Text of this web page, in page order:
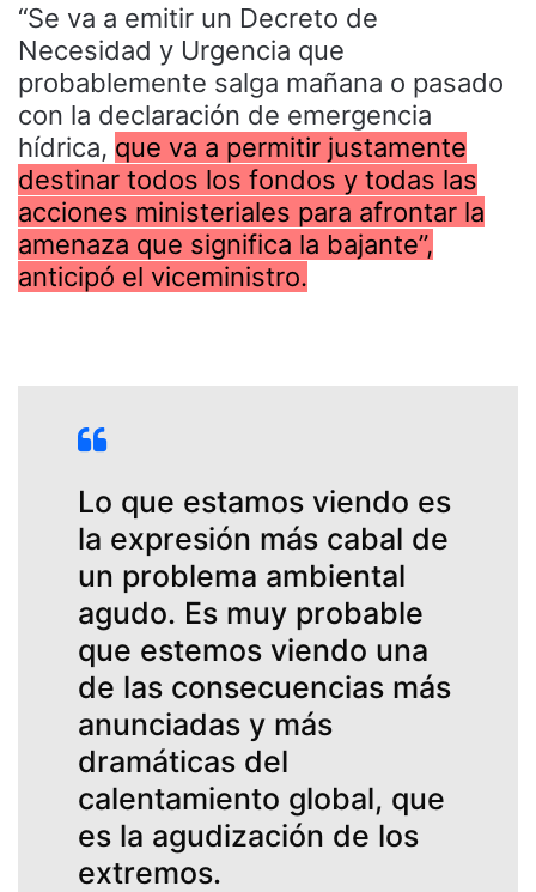
“Se va a emitir un Decreto de
Necesidad y Urgencia que
probablemente salga mañana o pasado
con la declaración de emergencia
hídrica, que va a permitir justamente
destinar todos los fondos y todas las
acciones ministeriales para afrontar la
amenaza que significa la bajante”,
anticipó el viceministro.
Lo que estamos viendo es
la expresión más cabal de
un problema ambiental
agudo. Es muy probable
que estemos viendo una
de las consecuencias más
anunciadas y más
dramáticas del
calentamiento global, que
es la agudización de los
extremos.